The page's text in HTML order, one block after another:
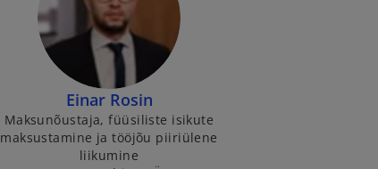
Einar Rosin
Maksunõustaja, füüsiliste isikute
maksustamine ja tööjõu piiriülene
liikumine